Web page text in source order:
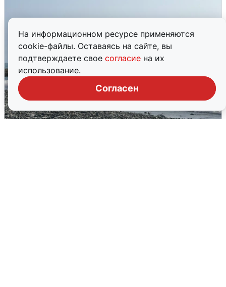
На информационном ресурсе применяются
cookie-файлы. Оставаясь на сайте, вы
подтверждаете свое согласие на их
использование.
Согласен